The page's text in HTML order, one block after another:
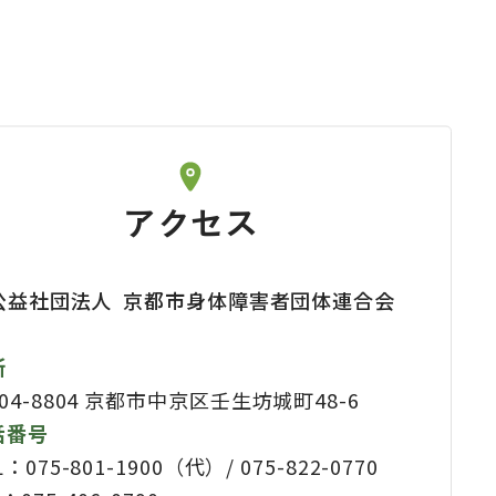
アクセス
益社団法人 京都市身体障害者団体連合会
8804 京都市中京区壬生坊城町48-6
番号
：075-801-1900（代）/ 075-822-0770